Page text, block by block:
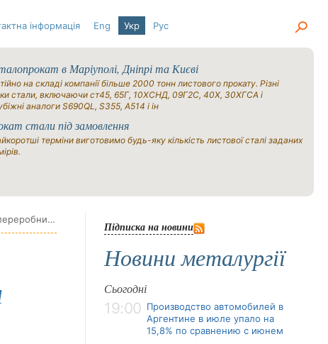
інформація Eng Укр Рус
в Маріуполі, Дніпрі та Києві
на складі компанії більше 2000 тонн листового прокату. Різні
стали, включаючи ст45, 65Г, 10ХСНД, 09Г2С, 40Х, 30ХГСА і
аналоги S690QL, S355, A514 і ін
стали під замовлення
терміни виготовимо будь-яку кількість листової сталі заданих
Італійська компанія Assofermet попереджає, що заходи безпеки та CBAM можуть завдати шкоди переробникам та дистрибуції.
Підписка на новини
Новини металургії
Сьогодні
19:00 Производство автомобилей в
Аргентине в июле упало на
15,8% по сравнению с июнем